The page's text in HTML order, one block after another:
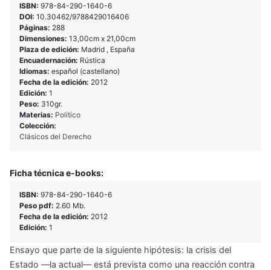
ISBN: 978-84-290-1640-6
DOI: 10.30462/9788429016406
Páginas: 288
Dimensiones: 13,00cm x 21,00cm
Plaza de edición: Madrid , España
Encuadernación: Rústica
Idiomas: español (castellano)
Fecha de la edición: 2012
Edición: 1
Peso: 310gr.
Materias: Político
Colección:
Clásicos del Derecho
Ficha técnica e-books:
ISBN: 978-84-290-1640-6
Peso pdf: 2.60 Mb.
Fecha de la edición: 2012
Edición: 1
Ensayo que parte de la siguiente hipótesis: la crisis del
Estado —la actual— está prevista como una reacción contra